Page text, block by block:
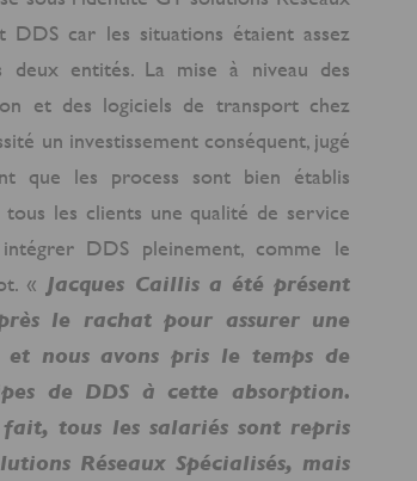
DDS car les situations étaient assez
deux entités. La mise à niveau des
et des logiciels de transport chez
un investissement conséquent, jugé
que les process sont bien établis
les clients une qualité de service
DDS pleinement, comme le
« Jacques Caillis a été présent
le rachat pour assurer une
nous avons pris le temps de
de DDS à cette absorption.
fait, tous les salariés sont repris
Réseaux Spécialisés, mais